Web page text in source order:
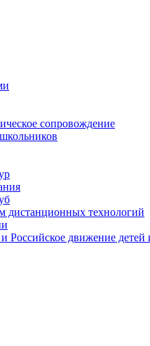
сопровождение
дистанционных технологий
Российское движение